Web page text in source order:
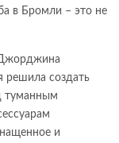
в Бромли – это не
Джорджина
решила создать
туманным
и